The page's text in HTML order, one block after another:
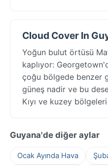
Cloud Cover In
Yoğun bulut örtüsü
kaplıyor:
çoğu bölgede benzer
güneş nadir ve bu
Kıyı ve kuzey
Guyana'de diğer aylar
Ocak Ayında Hava